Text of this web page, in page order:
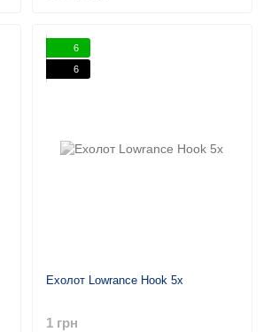
6
6
Ехолот Lowrance Hook 5x
1 грн